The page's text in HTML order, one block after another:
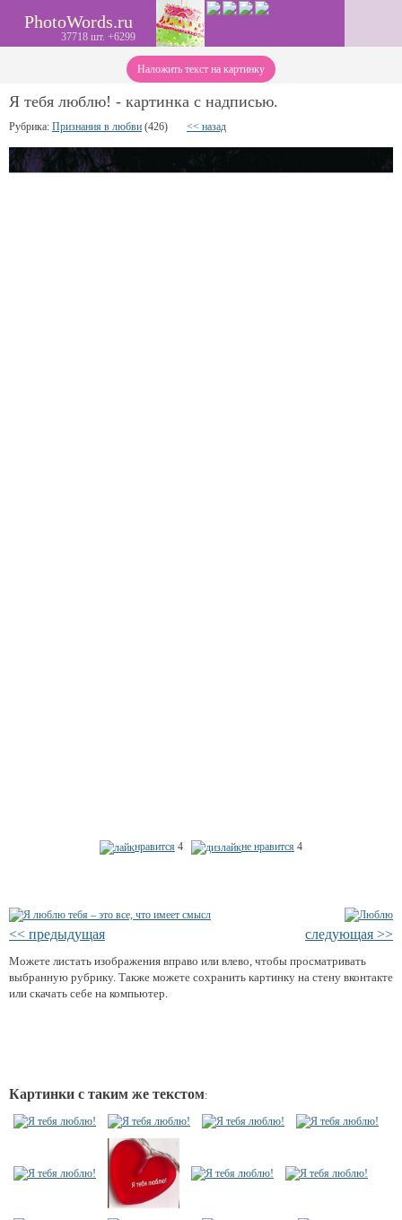
PhotoWords.ru
37718 шт. +6299
Наложить текст на картинку
Я тебя люблю! - картинка с надписью.
Рубрика: Признания в любви (426) << назад
нравится 4 не нравится 4
<< предыдущая следующая >>
Можете листать изображения вправо или влево, чтобы просматривать
выбранную рубрику. Также можете сохранить картинку на стену вконтакте
или скачать себе на компьютер.
Картинки с таким же текстом: